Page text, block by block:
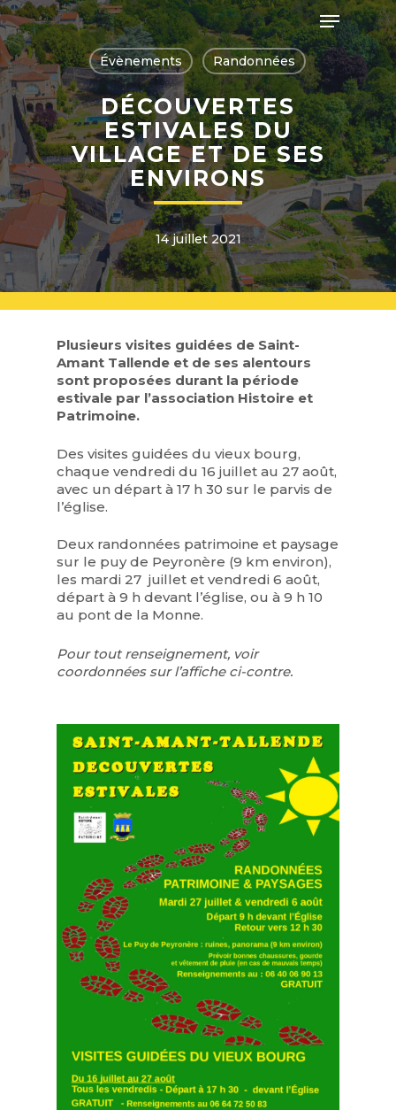
Skip
to
main
content
Menu
Évènements Randonnées
DÉCOUVERTES
ESTIVALES DU
VILLAGE ET DE SES
ENVIRONS
14 juillet 2021
Plusieurs visites guidées de Saint-
Amant Tallende et de ses alentours
sont proposées durant la période
estivale par l’association Histoire et
Patrimoine.
Des visites guidées du vieux bourg,
chaque vendredi du 16 juillet au 27 août,
avec un départ à 17 h 30 sur le parvis de
l’église.
Deux randonnées patrimoine et paysage
sur le puy de Peyronère (9 km environ),
les mardi 27 juillet et vendredi 6 août,
départ à 9 h devant l’église, ou à 9 h 10
au pont de la Monne.
Pour tout renseignement, voir
coordonnées sur l’affiche ci-contre.
Close
Menu